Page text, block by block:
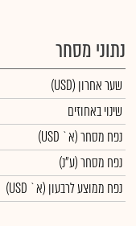
נתוני מסחר
שער אחרון (USD)
שינוי באחוזים
נפח מסחר(א` USD)
נפח מסחר(ע"נ)
נפח ממוצע לרבעון (א` USD)